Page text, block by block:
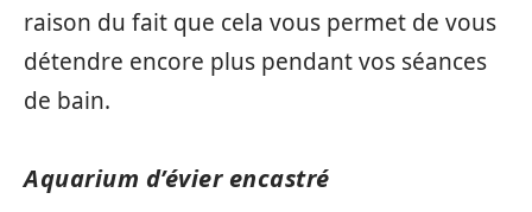
raison du fait que cela vous permet de vous
détendre encore plus pendant vos séances
de bain.
Aquarium d’évier encastré